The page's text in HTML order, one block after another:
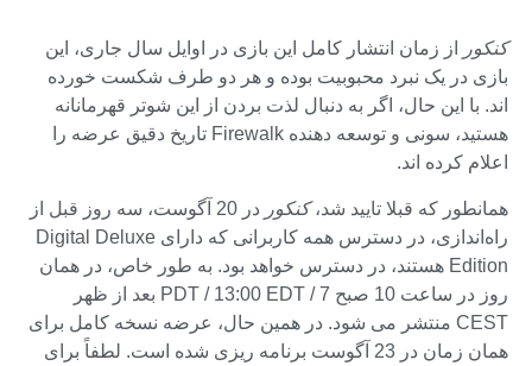
کنکور
از زمان انتشار کامل این بازی در اوایل سال جاری، این
بازی در یک نبرد محبوبیت بوده و هر دو طرف شکست خورده
اند. با این حال، اگر به دنبال لذت بردن از این شوتر قهرمانانه
هستید، سونی و توسعه دهنده Firewalk تاریخ دقیق عرضه را
اعلام کرده اند.
همانطور که قبلا تایید شد،کنکور
در 20 آگوست، سه روز قبل از
راه‌اندازی، در دسترس همه کاربرانی که دارای Digital Deluxe
Edition هستند، در دسترس خواهد بود. به طور خاص، در همان
روز در ساعت 10 صبح PDT / 13:00 EDT / 7 بعد از ظهر
CEST منتشر می شود. در همین حال، عرضه نسخه کامل برای
همان زمان در 23 آگوست برنامه ریزی شده است. لطفاً برای